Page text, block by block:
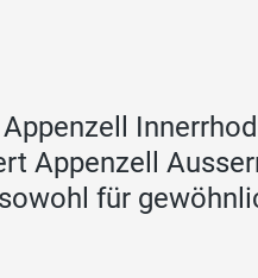
Appenzell
für